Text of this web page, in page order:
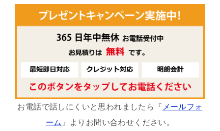
お電話で話しにくいと思われましたら『 メールフォ
ーム 』よりお問い合わせください。